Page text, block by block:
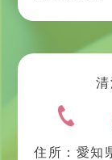
住所：愛知